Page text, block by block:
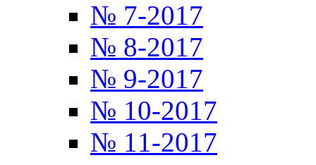
№ 7-2017
№ 8-2017
№ 9-2017
№ 10-2017
№ 11-2017